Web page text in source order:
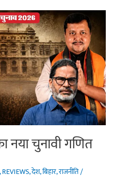
नया चुनावी गणित
,REVIEWS,देश,बिहार,राजनीति/